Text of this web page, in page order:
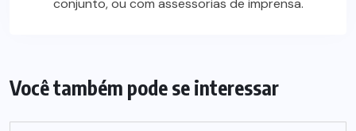
Você também pode se interessar